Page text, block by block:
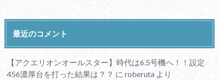
最近のコメント
【アクエリオンオールスター】時代は6.5号機へ！！設定
456濃厚台を打った結果は？？ に roberutaより